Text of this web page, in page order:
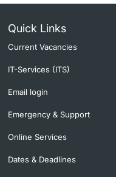
Quick Links
Current Vacancies
IT-Services (ITS)
Email login
Emergency & Support
Online Services
Dates & Deadlines